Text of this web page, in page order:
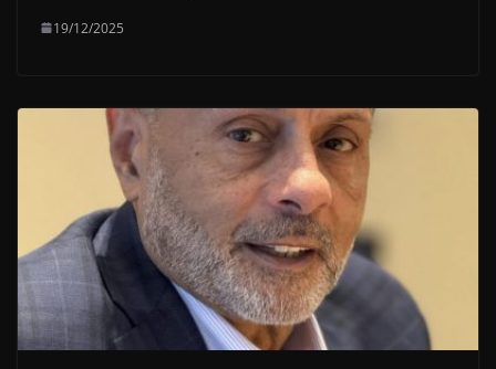
19/12/2025